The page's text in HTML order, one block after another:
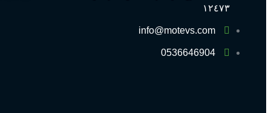
١٢٤٧٣
info@motevs.com
0536646904